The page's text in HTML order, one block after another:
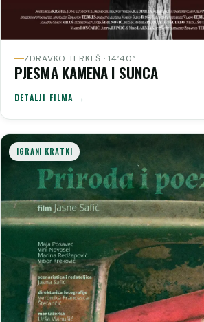
ZDRAVKO TERKEŠ · 14’40”
PJESMA KAMENA I SUNCA
DETALJI FILMA →
IGRANI KRATKI